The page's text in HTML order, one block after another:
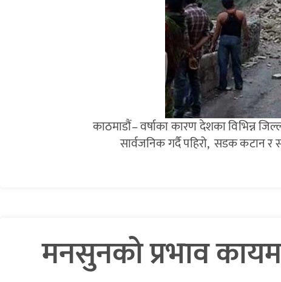
काठमाडौं– वर्षाका कारण देशका विभिन्न
सार्वजनिक गर्दै पहिरो, सडक कटान
मनसुनको प्रभाव